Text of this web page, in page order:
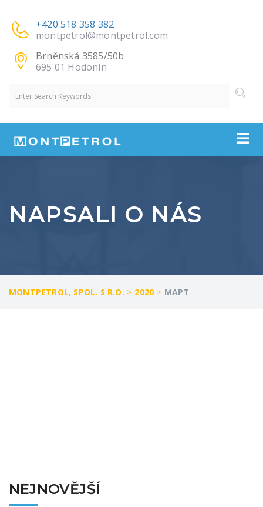
+420 518 358 382
montpetrol@montpetrol.com
Brněnská 3585/50b
695 01 Hodonín
NAPSALI O NÁS
MONTPETROL, SPOL. S R.O. > 2020 > МАРТ
NEJNOVĚJŠÍ